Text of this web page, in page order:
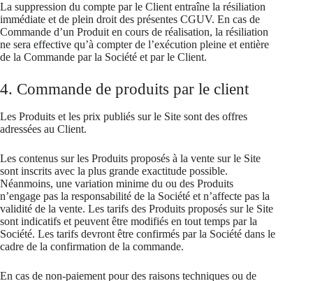
La suppression du compte par le Client entraîne la résiliation
immédiate et de plein droit des présentes CGUV. En cas de
Commande d’un Produit en cours de réalisation, la résiliation
ne sera effective qu’à compter de l’exécution pleine et entière
de la Commande par la Société et par le Client.
4. Commande de produits par le client
Les Produits et les prix publiés sur le Site sont des offres
adressées au Client.
Les contenus sur les Produits proposés à la vente sur le Site
sont inscrits avec la plus grande exactitude possible.
Néanmoins, une variation minime du ou des Produits
n’engage pas la responsabilité de la Société et n’affecte pas la
validité de la vente. Les tarifs des Produits proposés sur le Site
sont indicatifs et peuvent être modifiés en tout temps par la
Société. Les tarifs devront être confirmés par la Société dans le
cadre de la confirmation de la commande.
En cas de non-paiement pour des raisons techniques ou de